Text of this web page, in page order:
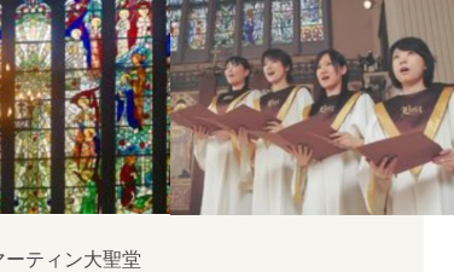
ティン大聖堂